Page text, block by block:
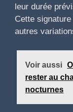
leur durée
Cette
autres
Voir aussi
rester au
nocturnes